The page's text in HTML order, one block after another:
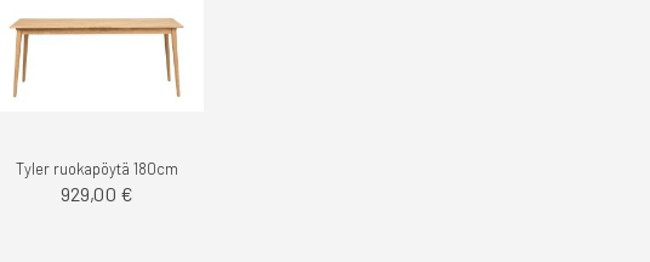
Tyler ruokapöytä 180cm
929,00 €